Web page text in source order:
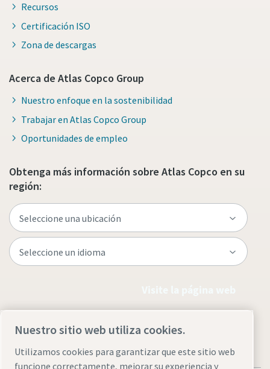
Recursos
Certificación ISO
Zona de descargas
Acerca de Atlas Copco Group
Nuestro enfoque en la sostenibilidad
Trabajar en Atlas Copco Group
Oportunidades de empleo
Obtenga más información sobre Atlas Copco en su
región:
Nuestro sitio web utiliza cookies.
Utilizamos cookies para garantizar que este sitio web
funcione correctamente, mejorar su experiencia y